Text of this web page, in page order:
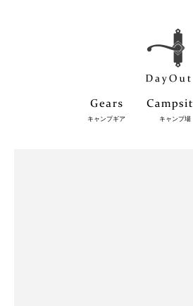
キャンプギア キャンプ場